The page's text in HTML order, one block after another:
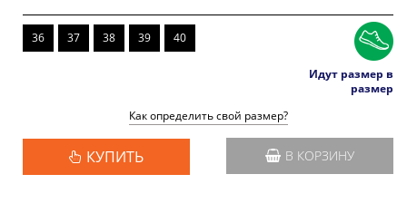
36 37 38 39 40
Идут размер в
размер
Как определить свой размер?
КУПИТЬ В КОРЗИНУ